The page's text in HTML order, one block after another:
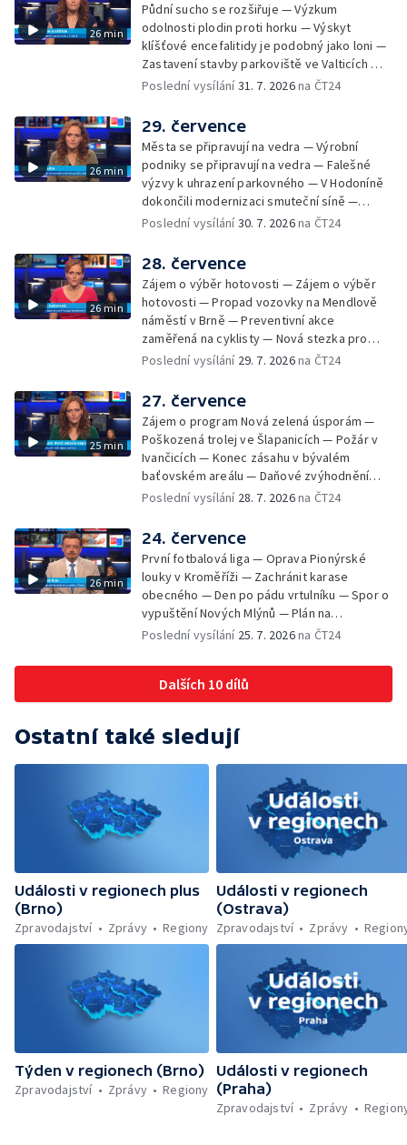
26 min
Půdní sucho se rozšiřuje — Výzkum
odolnosti plodin proti horku — Výskyt
klíšťové encefalitidy je podobný jako loni —
Zastavení stavby parkoviště ve Valticích —
Spor o lokalitu lesa v Rožnově pod
organismus — Kybernetický incident na
Masarykově univerzitě — Slavnostní
vyřazení absolventů Univerzity obran —
Letní kurzy umění pro mladé — Mobilní
kurníky pomáhají na poli
Poslední vysílání31. 7. 2026na ČT24
26 min
29. července
Města se připravují na vedra — Výrobní
podniky se připravují na vedra — Falešné
výzvy k uhrazení parkovného — V Hodoníně
dokončili modernizaci smuteční síně —
Chybějící toalety u dětských hřišť —
bývalého nákupního domu Letná — Končí 52.
ročník Letní filmové školy — 3. ročník
komunitní akce Stůl ve středu — Cesta na
podporu paliativní péče
Poslední vysílání30. 7. 2026na ČT24
26 min
28. července
Zájem o výběr hotovosti — Zájem o výběr
hotovosti — Propad vozovky na Mendlově
náměstí v Brně — Preventivní akce
zaměřená na cyklisty — Nová stezka pro
cyklisty na Zlínsku — Letecká linka mezi
pozorovat zatmění Slunce — Den AČFK na
Letní filmové škole — Milan Uhde slaví 90 let
— Rekonstrukce vojenského srubu
Poslední vysílání 29. 7. 2026na ČT24
25 min
27. července
Zájem o program Nová zelená úsporám —
Poškozená trolej ve Šlapanicích — Požár v
Ivančicích — Konec zásahu v bývalém
baťovském areálu — Daňové zvýhodnění
vína — Výhružky na magistrátu v Olomouci —
Brněnské týmy v první fotbalové lize —
Chystaná rekonstrukce bývalé věznice —
Nový seriál pro děti
Poslední vysílání 28. 7. 2026na ČT24
26 min
24. července
První fotbalová liga — Oprava Pionýrské
louky v Kroměříži — Zachránit karase
obecného — Den po pádu vrtulníku — Spor o
vypuštění Nových Mlýnů — Plán na
odstranění ohořelé budovy — 52. ročník
samostatné továrny
Poslední vysílání 25. 7. 2026na ČT24
Dalších 10 dílů
Ostatní také sledují
Události v regionech plus
(Brno)
Zpravodajství
Zprávy Regiony
Události v regionech
(Ostrava)
Zpravodajství
Zprávy
Týden v regionech (Brno)
Zpravodajství
Zprávy Regiony
Události v regionech
(Praha)
Zpravodajství
Zprávy